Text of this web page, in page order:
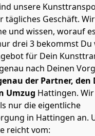
unsere
tägliches Geschäft.
und wissen, worauf
drei 3 bekommst Du
für Dein
nach Deinen
der Partner, den
Umzug Hattingen.
nur die eigentliche
in Hattingen an.
reicht vom: